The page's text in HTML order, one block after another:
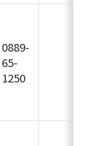
0889-
65-
1250